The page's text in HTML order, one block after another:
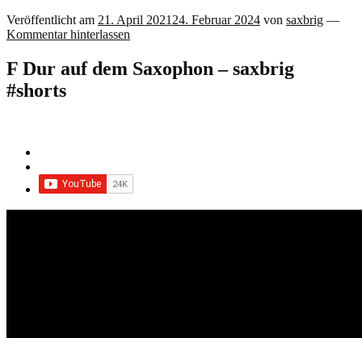
Veröffentlicht am 21. April 2021 24. Februar 2024 von saxbrig —
Kommentar hinterlassen
F Dur auf dem Saxophon – saxbrig
#shorts